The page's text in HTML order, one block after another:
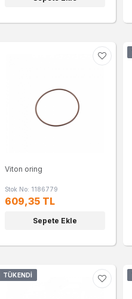
Viton oring
Stok No: 1186779
609,35 TL
Sepete Ekle
TÜKENDI